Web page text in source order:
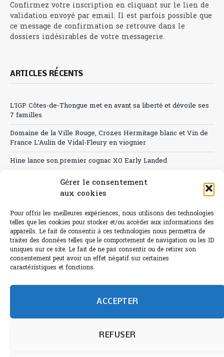
Gérer le consentement
aux cookies
Pour offrir les meilleures expériences, nous utilisons des technologies
telles que les cookies pour stocker et/ou accéder aux informations des
appareils. Le fait de consentir à ces technologies nous permettra de
traiter des données telles que le comportement de navigation ou les ID
uniques sur ce site. Le fait de ne pas consentir ou de retirer son
consentement peut avoir un effet négatif sur certaines
caractéristiques et fonctions.
ACCEPTER
REFUSER
Confirmez votre inscription en cliquant sur le lien de
validation envoyé par email. Il est parfois possible que
ce message de confirmation se retrouve dans le
dossiers indésirables de votre messagerie.
ARTICLES RÉCENTS
L’IGP Côtes-de-Thongue met en avant sa liberté et dévoile ses
7 familles
Domaine de la Ville Rouge, Crozes Hermitage blanc et Vin de
France L’Aulin de Vidal-Fleury en viognier
Hine lance son premier cognac XO Early Landed
Canicule : A quand le CHR à « l’heure espagnole » ?
Sélection de rosés 2026
L'abus d'alcool est dangereux pour la santé.
humain et 0% IA de Paris Bistro Editions - SARL de Presse -
Informations légales etRGPD